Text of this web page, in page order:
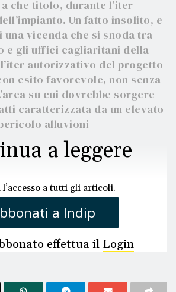
che titolo, durante l’iter
Un fatto insolito, e
una vicenda che si snoda tra
e gli uffici cagliaritani della
autorizzativo del progetto
esito favorevole, non senza
su cui dovrebbe sorgere
caratterizzata da un elevato
alluvioni
a leggere
a tutti gli articoli.
a Indip
effettua il Login